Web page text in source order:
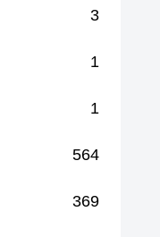
3
1
1
564
369